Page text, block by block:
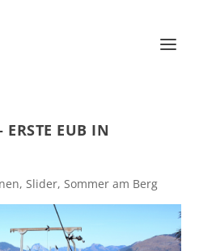
EUB IN
,Slider,Sommer am Berg